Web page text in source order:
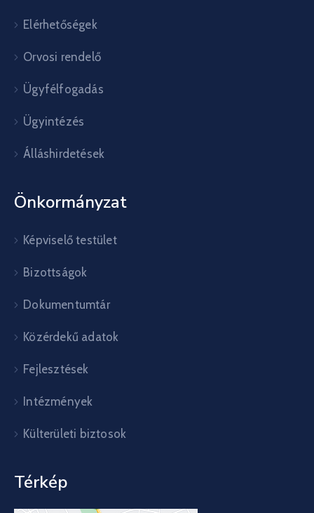
Elérhetőségek
Orvosi rendelő
Ügyfélfogadás
Ügyintézés
Álláshirdetések
Önkormányzat
Képviselő testület
Bizottságok
Dokumentumtár
Közérdekű adatok
Fejlesztések
Intézmények
Külterületi biztosok
Térkép